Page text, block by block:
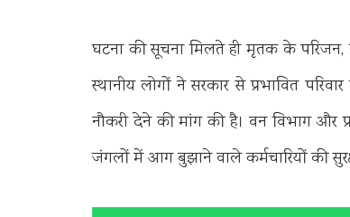
घटना की सूचना मिलते ही मृतक के परिजन,
स्थानीय लोगों ने सरकार से प्रभावित
नौकरी देने की मांग की है। वन विभाग और
जंगलों में आग बुझाने वाले कर्मचारियों की